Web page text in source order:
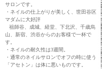
サロンです。
・ネイルの仕上がりが美しく、世田谷区
マダムに大好評
祖師谷、成城、経堂、下北沢、千歳烏
山、新宿、渋谷からのお客様で一杯で
す。
・ネイルの耐久性は3週間。
・通常のネイルサロンでオフの時に使う
「アセトン」は体に悪いものです。